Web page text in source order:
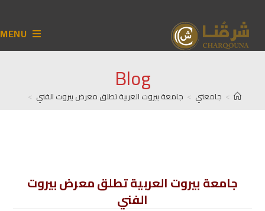
MENU
Blog
> جامعتي > جامعة بيروت العربية تطلق معرض بيروت الفني >
جامعة بيروت العربية تطلق معرض بيروت
الفني